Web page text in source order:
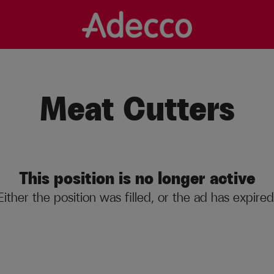
Meat Cutters
This position is no longer active
the position was filled, or the ad has